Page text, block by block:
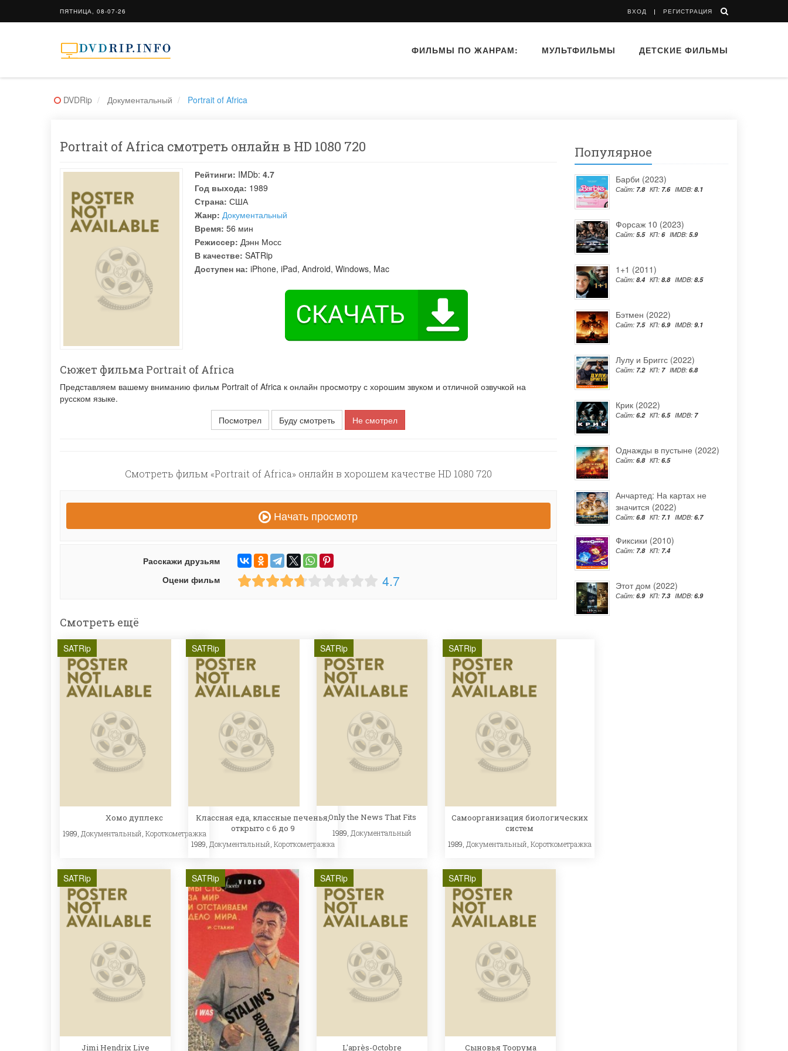
ПЯТНИЦА, 08-07-26 ВХОД РЕГИСТРАЦИЯ
ФИЛЬМЫ ПО ЖАНРАМ: МУЛЬТФИЛЬМЫ ДЕТСКИЕ ФИЛЬМЫ
DVDRip Документальный Portrait of Africa
Portrait of Africa смотреть онлайн в HD 1080 720
Рейтинги: IMDb: 4.7
Год выхода: 1989
Страна: США
Жанр: Документальный
Время: 56 мин
Режиссер: Дэнн Мосс
В качестве: SATRip
Доступен на: iPhone, iPad, Android, Windows, Mac
Сюжет фильма Portrait of Africa
Представляем вашему вниманию фильм Portrait of Africa к онлайн просмотру с хорошим звуком и отличной озвучкой на
русском языке.
Посмотрел
Буду смотреть Не смотрел
Смотреть фильм «Portrait of Africa» онлайн в хорошем качестве HD 1080 720
Начать просмотр
Расскажи друзьям
Оцени фильм
4.7
Смотреть ещё
SATRip
Хомо дуплекс
1989, Документальный Короткометражка
SATRip
Классная еда, классные печенья,
открыто с 6 до 9
1989, Документальный Короткометражка
SATRip
Only the News That Fits
1989, Документальный
SATRip
Самоорганизация биологических
систем
1989, Документальный Короткометражка
SATRip
Jimi Hendrix Live
SATRip SATRip
L'après-Octobre
SATRip
Сыновья Тоорума
Популярное
Барби (2023)
Сайт: 7.8 КП: 7.6 IMDB: 8.1
Форсаж 10 (2023)
Сайт: 5.5 КП: 6 IMDB: 5.9
1+1 (2011)
Сайт: 8.4 КП: 8.8 IMDB: 8.5
Бэтмен (2022)
Сайт: 7.5 КП: 6.9 IMDB: 9.1
Лулу и Бриггс (2022)
Сайт: 7.2 КП: 7 IMDB: 6.8
Крик (2022)
Сайт: 6.2 КП: 6.5 IMDB: 7
Однажды в пустыне (2022)
Сайт: 6.8 КП: 6.5
Анчартед: На картах не
значится (2022)
Сайт: 6.8 КП: 7.1 IMDB: 6.7
Фиксики (2010)
Сайт: 7.8 КП: 7.4
Этот дом (2022)
Сайт: 6.9 КП: 7.3 IMDB: 6.9